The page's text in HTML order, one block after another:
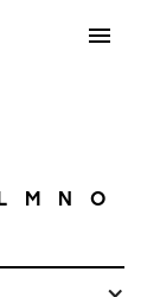
M N O